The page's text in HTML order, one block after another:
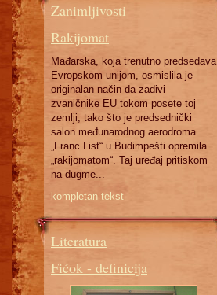
Zanimljivosti
Rakijomat
Mađarska, koja trenutno predsedava
Evropskom unijom, osmislila je
originalan način da zadivi
zvaničnike EU tokom posete toj
zemlji, tako što je predsednički
salon međunarodnog aerodroma
„Franc List“ u Budimpešti opremila
„rakijomatom“. Taj uređaj pritiskom
na dugme...
kompletan tekst
Literatura
Fićok - definicija